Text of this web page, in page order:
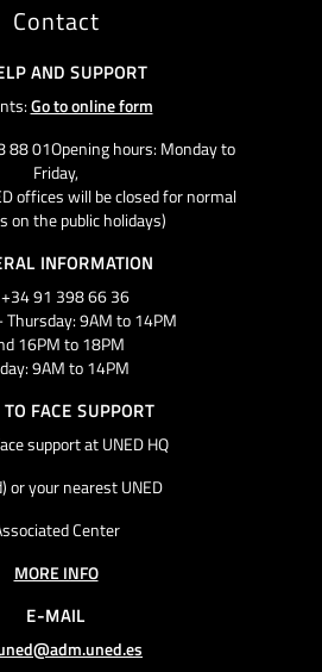
Contact
AND SUPPORT
Go to online form
88 01Opening hours: Monday to
Friday,
offices will be closed for normal
on the public holidays)
INFORMATION
+34 91 398 66 36
Thursday: 9AM to 14PM
16PM to 18PM
9AM to 14PM
TO FACE SUPPORT
support at UNED HQ
or your nearest UNED
Center
MORE INFO
E-MAIL